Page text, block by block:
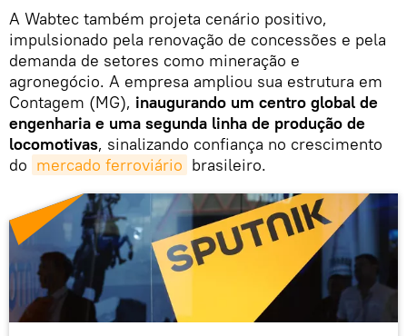
A Wabtec também projeta cenário positivo,
impulsionado pela renovação de concessões e pela
demanda de setores como mineração e
agronegócio. A empresa ampliou sua estrutura em
Contagem (MG), inaugurando um centro global de
engenharia e uma segunda linha de produção de
locomotivas, sinalizando confiança no crescimento
do mercado ferroviário brasileiro.